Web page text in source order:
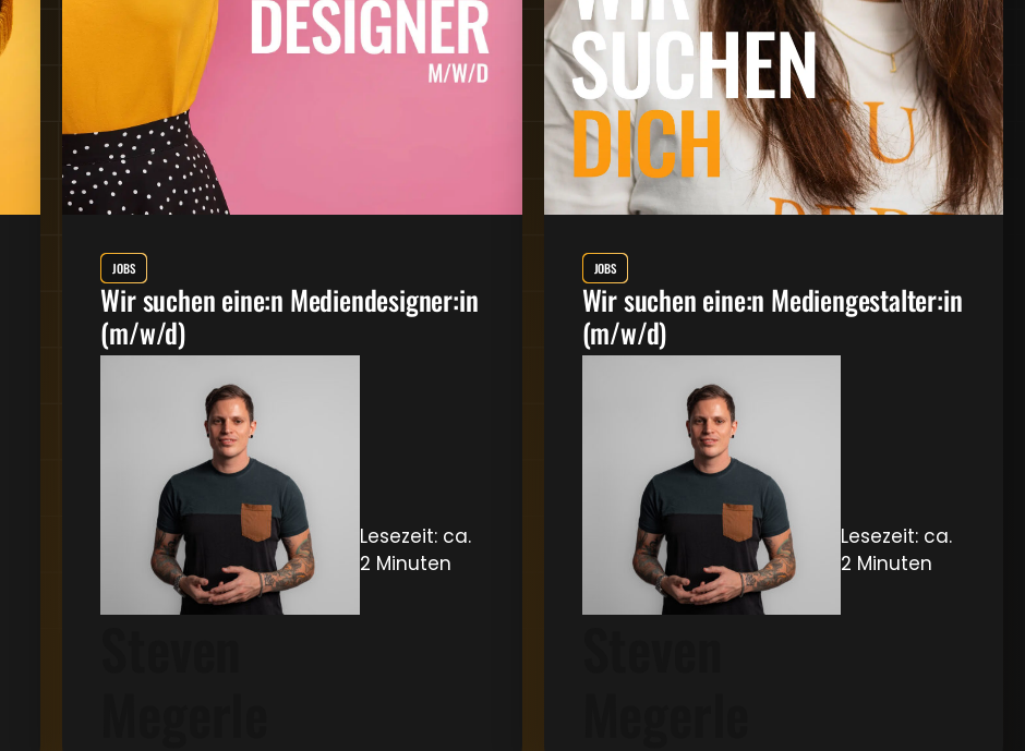
JOBS
Wir suchen eine:n Mediendesigner:in
(m/w/d)
Lesezeit: ca.
2 Minuten
JOBS
Wir suchen eine:n Mediengestalter:in
(m/w/d)
Lesezeit: ca.
2 Minuten